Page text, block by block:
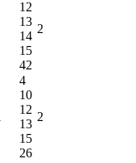
12
13
14
15
42
2
4
10
12
13
15
26
2